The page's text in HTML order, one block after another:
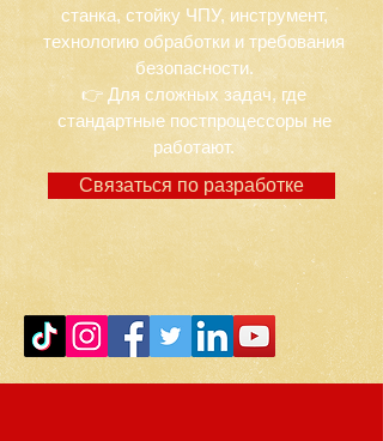
станка, стойку ЧПУ, инструмент,
технологию обработки и требования
безопасности.
👉 Для сложных задач, где
стандартные постпроцессоры не
работают.
Связаться по разработке